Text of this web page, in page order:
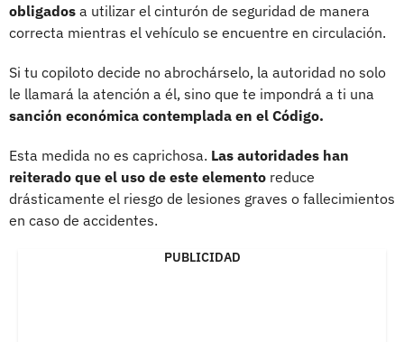
obligados a utilizar el cinturón de seguridad de manera
correcta mientras el vehículo se encuentre en circulación.
Si tu copiloto decide no abrochárselo, la autoridad no solo
le llamará la atención a él, sino que te impondrá a ti una
sanción económica contemplada en el Código.
Esta medida no es caprichosa. Las autoridades han
reiterado que el uso de este elemento reduce
drásticamente el riesgo de lesiones graves o fallecimientos
en caso de accidentes.
PUBLICIDAD